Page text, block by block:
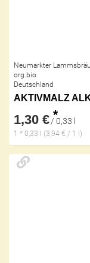
Neumarkter Lammsbräu
org.bio
Deutschland
AKTIVMALZ
1,30 € *
/ 0,33 l
1 * 0,33 l (3,94 € / 1 l)